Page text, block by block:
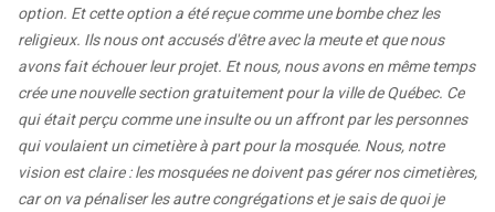
option. Et cette option a été reçue comme une bombe chez les
religieux. Ils nous ont accusés d'être avec la meute et que nous
avons fait échouer leur projet. Et nous, nous avons en même temps
crée une nouvelle section gratuitement pour la ville de Québec. Ce
qui était perçu comme une insulte ou un affront par les personnes
qui voulaient un cimetière à part pour la mosquée. Nous, notre
vision est claire : les mosquées ne doivent pas gérer nos cimetières,
car on va pénaliser les autre congrégations et je sais de quoi je